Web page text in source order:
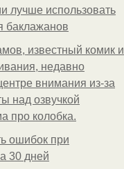
лучше использовать
баклажанов
известный комик и
недавно
внимания из-за
над озвучкой
про колобка.
ошибок при
30 дней